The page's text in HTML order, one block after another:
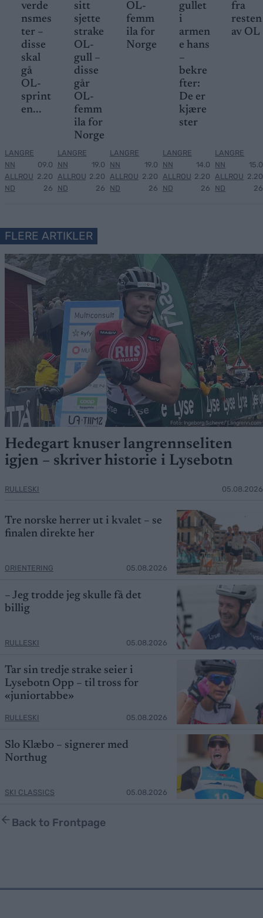
verde
nsmes
ter –
disse
skal
gå
OL-
sprint
en...
LANGRE
NN
ALLROU
ND
09.0
2.20
26
sitt
sjette
strake
OL-
gull –
disse
går
OL-
femm
ila for
Norge
LANGRE
NN
ALLROU
ND
19.0
2.20
26
OL-
femm
ila for
Norge
LANGRE
NN
ALLROU
ND
19.0
2.20
26
gullet
i
armen
e hans
–
bekre
fter:
De er
kjære
ster
LANGRE
NN
ALLROU
ND
14.0
2.20
26
fra
resten
av OL
LANGRE
NN
ALLROU
ND
15.0
2.20
26
FLERE ARTIKLER
Foto: Ingeborg Scheve/ Langrenn.com
Hedegart knuser langrennseliten
igjen – skriver historie i Lysebotn
RULLESKI 05.08.2026
Tre norske herrer ut i kvalet – se
finalen direkte her
ORIENTERING 05.08.2026
– Jeg trodde jeg skulle få det
billig
RULLESKI 05.08.2026
Tar sin tredje strake seier i
Lysebotn Opp – til tross for
«juniortabbe»
RULLESKI 05.08.2026
Slo Klæbo – signerer med
Northug
SKI CLASSICS 05.08.2026
Back to Frontpage